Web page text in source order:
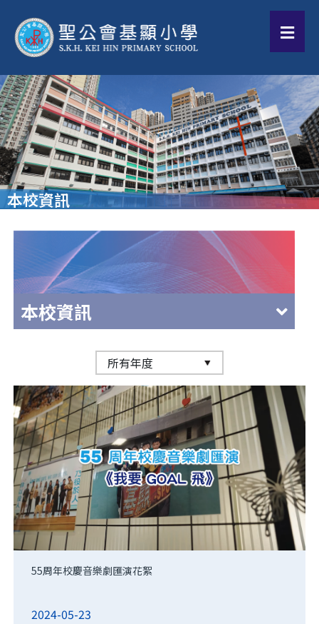
本校資訊
本校資訊
55周年校慶音樂劇匯演花絮
2024-05-23